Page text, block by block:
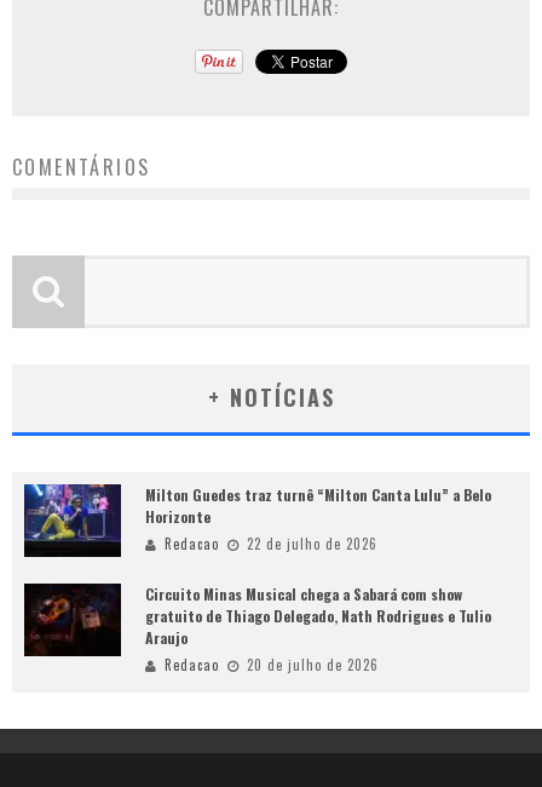
COMPARTILHAR:
COMENTÁRIOS
+ NOTÍCIAS
Milton Guedes traz turnê “Milton Canta Lulu” a Belo
Horizonte
Redacao 22 de julho de 2026
Circuito Minas Musical chega a Sabará com show
gratuito de Thiago Delegado, Nath Rodrigues e Tulio
Araujo
Redacao 20 de julho de 2026